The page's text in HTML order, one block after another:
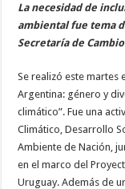
La necesidad de
ambiental fue tema
Secretaría de
Se realizó este martes
Argentina: género y
climático”. Fue una
Climático, Desarrollo
Ambiente de Nación,
en el marco del
Uruguay. Además de